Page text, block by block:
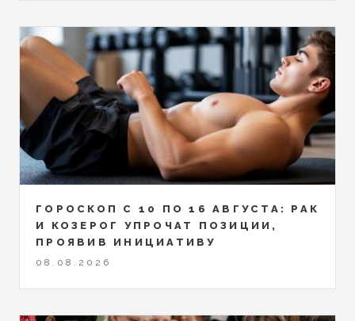
ГОРОСКОП С 10 ПО 16 АВГУСТА: РАК
И КОЗЕРОГ УПРОЧАТ ПОЗИЦИИ,
ПРОЯВИВ ИНИЦИАТИВУ
08.08.2026